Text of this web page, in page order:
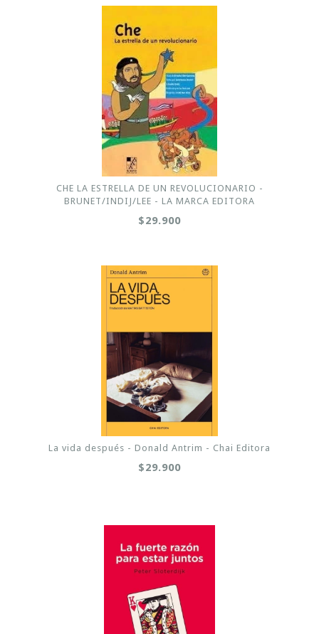
CHE LA ESTRELLA DE UN REVOLUCIONARIO -
BRUNET/INDIJ/LEE - LA MARCA EDITORA
$29.900
La vida después - Donald Antrim - Chai Editora
$29.900